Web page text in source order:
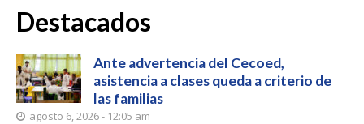
Destacados
Ante advertencia del Cecoed,
asistencia a clases queda a criterio de
las familias
agosto 6, 2026 - 12:05 am